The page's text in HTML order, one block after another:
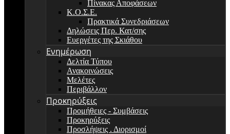
Πίνακας Αποφάσεων
Κ.Ο.Σ.Ε.
Πρακτικά Συνεδριάσεων
Δηλώσεις Περ. Κατ/σης
Ευεργέτες της Σκιάθου
Ενημέρωση
Δελτία Τύπου
Ανακοινώσεις
Μελέτες
Περιβάλλον
Προκηρύξεις
Προμήθειες - Συμβάσεις
Προκηρύξεις
Προσλήψεις . Διορισμοί